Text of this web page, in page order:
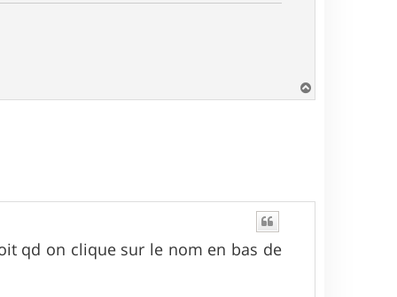
a
qd on clique sur le nom en bas de